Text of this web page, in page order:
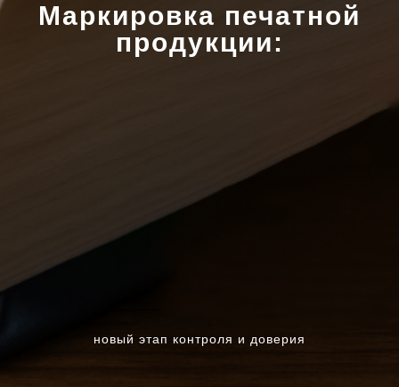
Маркировка печатной
продукции:
новый этап контроля и доверия